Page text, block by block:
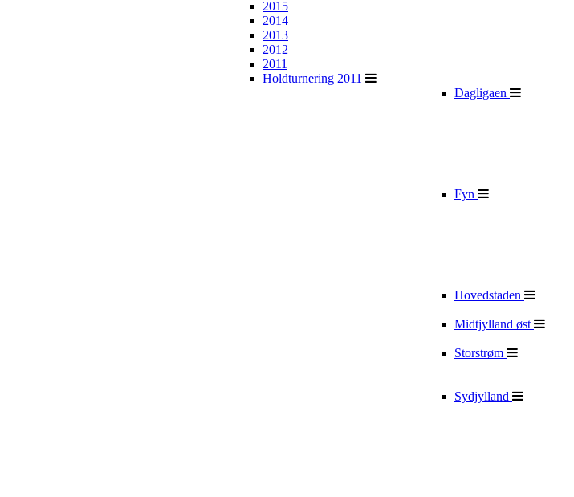
2015
2014
2013
2012
2011
Holdturnering 2011
Dagligaen
Fyn
Hovedstaden
Midtjylland øst
Storstrøm
Sydjylland